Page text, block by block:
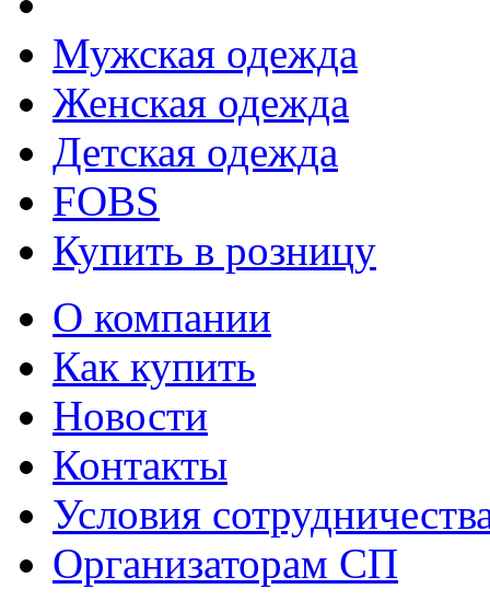
Мужская одежда
Женская одежда
Детская одежда
FOBS
Купить в розницу
О компании
Как купить
Новости
Контакты
Условия
Организаторам СП